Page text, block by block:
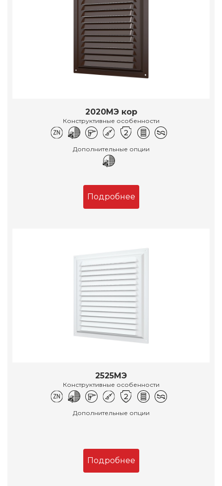
2020МЭ кор
Конструктивные особенности
Дополнительные опции
Подробнее
2525МЭ
Конструктивные особенности
Дополнительные опции
Подробнее